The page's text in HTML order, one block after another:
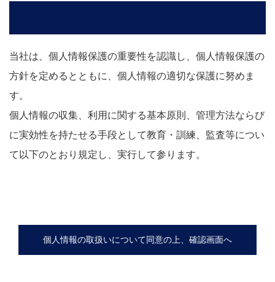
当社は、個人情報保護の重要性を認識し、個人情報保護の
方針を定めるとともに、個人情報の適切な保護に努めま
す。
個人情報の収集、利用に関する基本原則、管理方法ならび
に実効性を持たせる手段として教育・訓練、監査等につい
て以下のとおり規定し、実行して参ります。
収集にあたっては、利用目的を明確にし、その目的
個人情報の取扱いについて同意の上、確認画面へ